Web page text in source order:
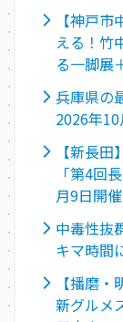
【神戸
える！竹
る一脚展
兵庫県の
2026年
【新長
「第4回
月9日開催
中毒性抜
キマ時間
【播磨
新グルメ